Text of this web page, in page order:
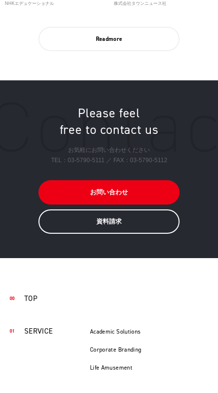
NHKエデュケーショナル
株式会社タウンニュース社
Readmore
Please feel
free to contact us
お気軽にお問い合わせください
TEL： 03-5790-5111 ／ FAX：03-5790-5112
お問い合わせ
資料請求
TOP
SERVICE Academic Solutions
Corporate Branding
Life Amusement